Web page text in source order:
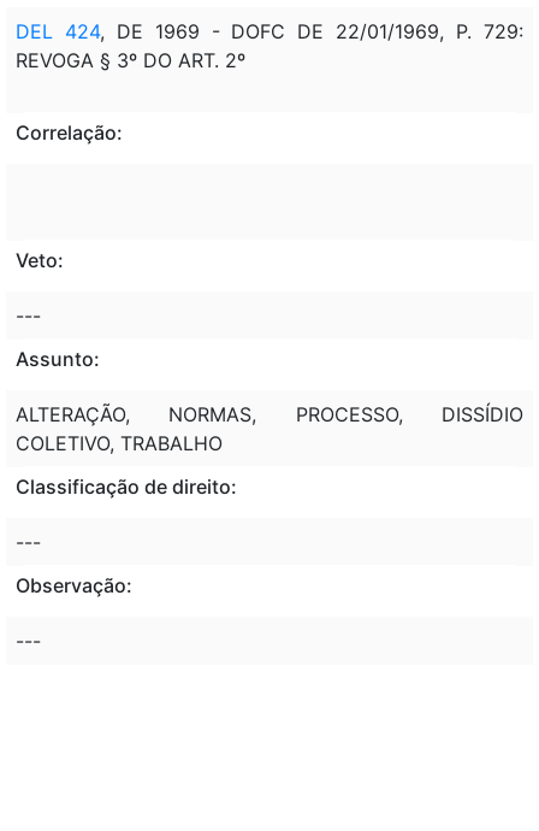
DEL 424, DE 1969 - DOFC DE 22/01/1969, P. 729:
REVOGA § 3º DO ART. 2º
Correlação:
Veto:
---
Assunto:
ALTERAÇÃO, NORMAS, PROCESSO, DISSÍDIO
COLETIVO, TRABALHO
Classificação de direito:
---
Observação:
---